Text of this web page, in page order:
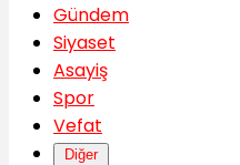
Gündem
Siyaset
Asayiş
Spor
Vefat
Diğer